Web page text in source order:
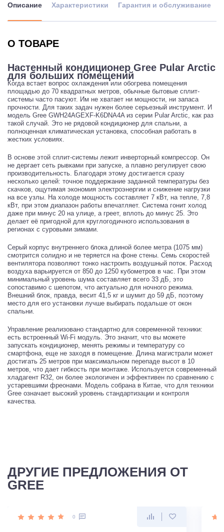
Описание Характеристики Гарантия и обслуживание
О ТОВАРЕ
Настенный кондиционер Gree Pular Arctic
для больших помещений
Когда встает вопрос охлаждения или обогрева помещения
площадью до 70 квадратных метров, обычные бытовые сплит-
системы часто пасуют. Им не хватает ни мощности, ни запаса
прочности. Для таких задач нужен более серьезный инструмент. И
модель Gree GWH24AGEXF-K6DNA4A из серии Pular Arctic, как раз
такой случай. Это не рядовой кондиционер для спальни, а
полноценная климатическая установка, способная работать в
жестких условиях.
В основе этой сплит-системы лежит инверторный компрессор. Он
не дергает сеть рывками при запуске, а плавно регулирует свою
производительность. Благодаря этому достигается сразу
несколько целей: точное поддержание заданной температуры без
скачков, ощутимая экономия электроэнергии и снижение нагрузки
на все узлы. На холоде мощность составляет 7 кВт, на тепле, 7,8
кВт, при этом диапазон работы впечатляет. Система гонит холод
даже при минус 20 на улице, а греет, вплоть до минус 25. Это
делает её пригодной для круглогодичного использования в
регионах с суровыми зимами.
Серый корпус внутреннего блока длиной более метра (1075 мм)
смотрится солидно и не теряется на фоне стены. Семь скоростей
вентилятора позволяют тонко настроить воздушный поток. Расход
воздуха варьируется от 850 до 1250 кубометров в час. При этом
минимальный уровень шума составляет всего 33 дБ, это
сопоставимо с шепотом, что актуально для ночного режима.
Внешний блок, правда, весит 41,5 кг и шумит до 59 дБ, поэтому
место для его установки лучше выбирать подальше от окон
спальни.
Управление реализовано стандартно для современной техники:
есть встроенный Wi-Fi модуль. Это значит, что вы можете
запускать кондиционер, менять режимы и температуру со
смартфона, еще не заходя в помещение. Длина магистрали может
достигать 25 метров при максимальном перепаде высот в 10
метров, что дает гибкость при монтаже. Используется современный
хладагент R32, он более экологичен и эффективен по сравнению с
устаревшими фреонами. Модель собрана в Китае, что для техники
Gree означает высокий уровень стандартизации и контроля
качества.
ДРУГИЕ ПРЕДЛОЖЕНИЯ ОТ
GREE
0